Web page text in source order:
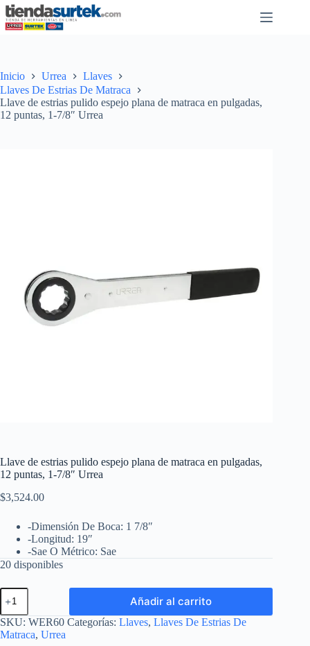
Saltar
al
contenido
Inicio Urrea
Llaves
Llaves De Estrias De Matraca
Llave de estrias pulido espejo plana de matraca en pulgadas,
12 puntas, 1-7/8″ Urrea
Llave de estrias pulido espejo plana de matraca en pulgadas,
12 puntas, 1-7/8″ Urrea
$3,524.00
-Dimensión De Boca: 1 7/8″
-Longitud: 19″
-Sae O Métrico: Sae
20 disponibles
Llave
de
estrias
pulido
espejo
Añadir al carrito
SKU: WER60 Categorías: Llaves, Llaves De Estrias De
Matraca, Urrea